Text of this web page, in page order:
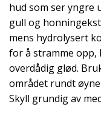
hud som ser yngre
gull og
mens hydrolysert
for å stramme opp,
overdådig glød.
området rundt
Skyll grundig av